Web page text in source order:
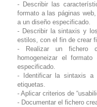
- Describir las
formato a las páginas
a un diseño especificado.
- Describir la sintaxis y
estilos, con el fin de crear
- Realizar un fichero
homogeneizar el
especificado.
- Identificar la sintaxis a
etiquetas.
- Aplicar criterios de
- Documentar el fichero